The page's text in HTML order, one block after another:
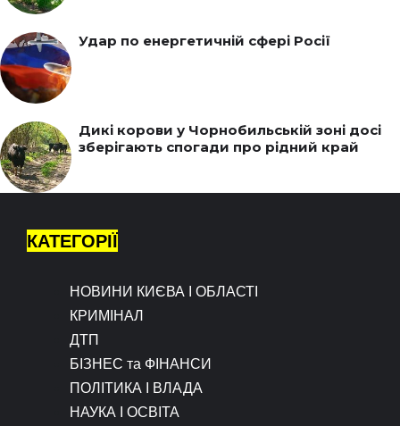
Удар по енергетичній сфері Росії
Дикі корови у Чорнобильській зоні досі
зберігають спогади про рідний край
КАТЕГОРІЇ
НОВИНИ КИЄВА І ОБЛАСТІ
КРИМІНАЛ
ДТП
БІЗНЕС та ФІНАНСИ
ПОЛІТИКА І ВЛАДА
НАУКА І ОСВІТА